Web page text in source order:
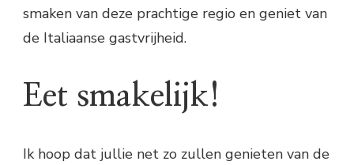
smaken van deze prachtige regio en geniet van
de Italiaanse gastvrijheid.
Eet smakelijk!
Ik hoop dat jullie net zo zullen genieten van de